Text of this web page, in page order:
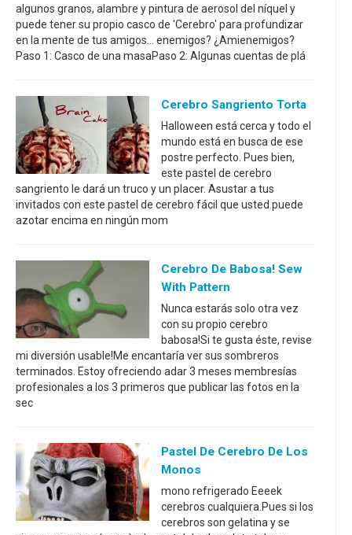
algunos granos, alambre y pintura de aerosol del níquel y
puede tener su propio casco de 'Cerebro' para profundizar
en la mente de tus amigos... enemigos? ¿Amienemigos?
Paso 1: Casco de una masaPaso 2: Algunas cuentas de plá
Cerebro Sangriento Torta
Halloween está cerca y todo el
mundo está en busca de ese
postre perfecto. Pues bien,
este pastel de cerebro
sangriento le dará un truco y un placer. Asustar a tus
invitados con este pastel de cerebro fácil que usted puede
azotar encima en ningún mom
Cerebro De Babosa! Sew
With Pattern
Nunca estarás solo otra vez
con su propio cerebro
babosa!Si te gusta éste, revise
mi diversión usable!Me encantaría ver sus sombreros
terminados. Estoy ofreciendo adar 3 meses membresías
profesionales a los 3 primeros que publicar las fotos en la
sec
Pastel De Cerebro De Los
Monos
mono refrigerado Eeeek
cerebros cualquiera.Pues si los
cerebros son gelatina y se